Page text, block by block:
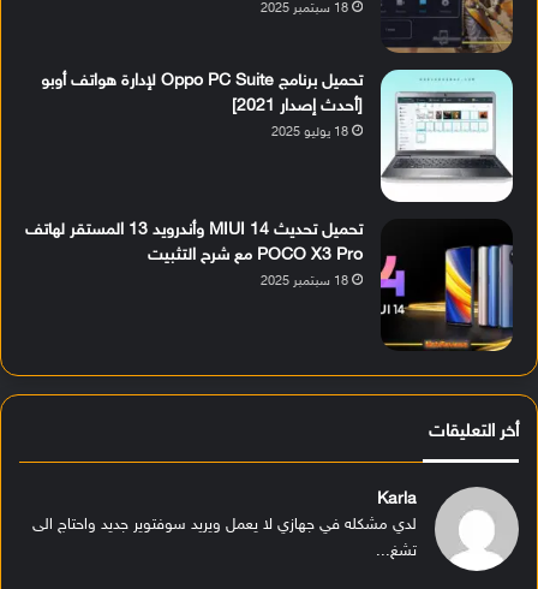
18 سبتمبر 2025
تحميل برنامج Oppo PC Suite لإدارة هواتف أوبو
[أحدث إصدار 2021]
18 يوليو 2025
تحميل تحديث MIUI 14 وأندرويد 13 المستقر لهاتف
POCO X3 Pro مع شرح التثبيت
18 سبتمبر 2025
أخر التعليقات
Karla
لدي مشكله في جهازي لا يعمل ويريد سوفتوير جديد واحتاج الى
تشغ...